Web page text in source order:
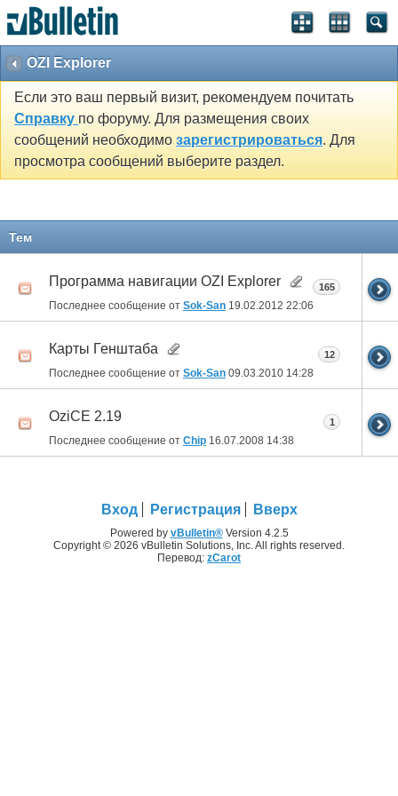
OZI Explorer
Если это ваш первый визит, рекомендуем почитать
Справку по форуму. Для размещения своих
сообщений необходимо зарегистрироваться. Для
просмотра сообщений выберите раздел.
Тем
Программа навигации OZI Explorer
Последнее сообщение от Sok-San 19.02.2012 22:06
165
Карты Генштаба
Последнее сообщение от Sok-San 09.03.2010 14:28
12
OziCE 2.19
Последнее сообщение от Chip 16.07.2008 14:38
1
Вход Регистрация Вверх
Powered by vBulletin®Version 4.2.5
Copyright © 2026 vBulletin Solutions, Inc. All rights reserved.
Перевод: zCarot